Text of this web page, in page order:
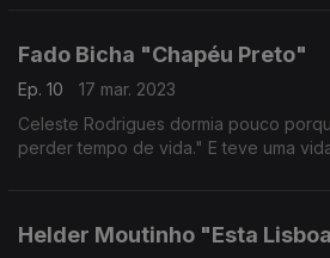
Fado Bicha "Chapéu Preto"
Ep. 10
17 mar. 2023
Celeste Rodrigues dormia pouco
perder tempo de vida." E teve uma
Helder Moutinho "Esta